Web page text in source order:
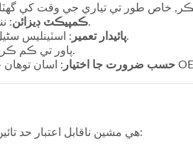
ڪمپيڪٽ ڊيزائن: ننڍڙو پيرن جو نشان بغير ڪنهن ڪم جي جڳهه ۾ بيٺو آهي.
پائيدار تعمير: اسٽينلیس سٹیل جي تعمير ڊگهي آخري ڪارڪردگي کي يقيني بڻائي ٿي.
: صرف 370W پاور تي ڪم ڪري ٿو, بجلي بچايو.
حسب ضرورت جا اختيار
هي مشين ناقابل اعتبار حد تائين ورسٽائل آهي ۽ ڪيترن ئي ايپليڪيشنن کي سپورٽ ڪري ٿي: